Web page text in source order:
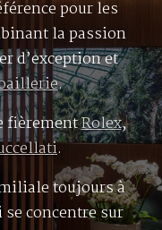
pour les
la passion
d’exception et
.
fièrementRolex,
.
toujours à
se concentre sur